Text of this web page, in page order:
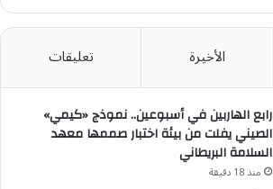
الأخيرة تعليقات
رابع الهاربين في أسبوعين.. نموذج «كيمي»
الصيني يفلت من بيئة اختبار صممها معهد
السلامة البريطاني
منذ 18 دقيقة